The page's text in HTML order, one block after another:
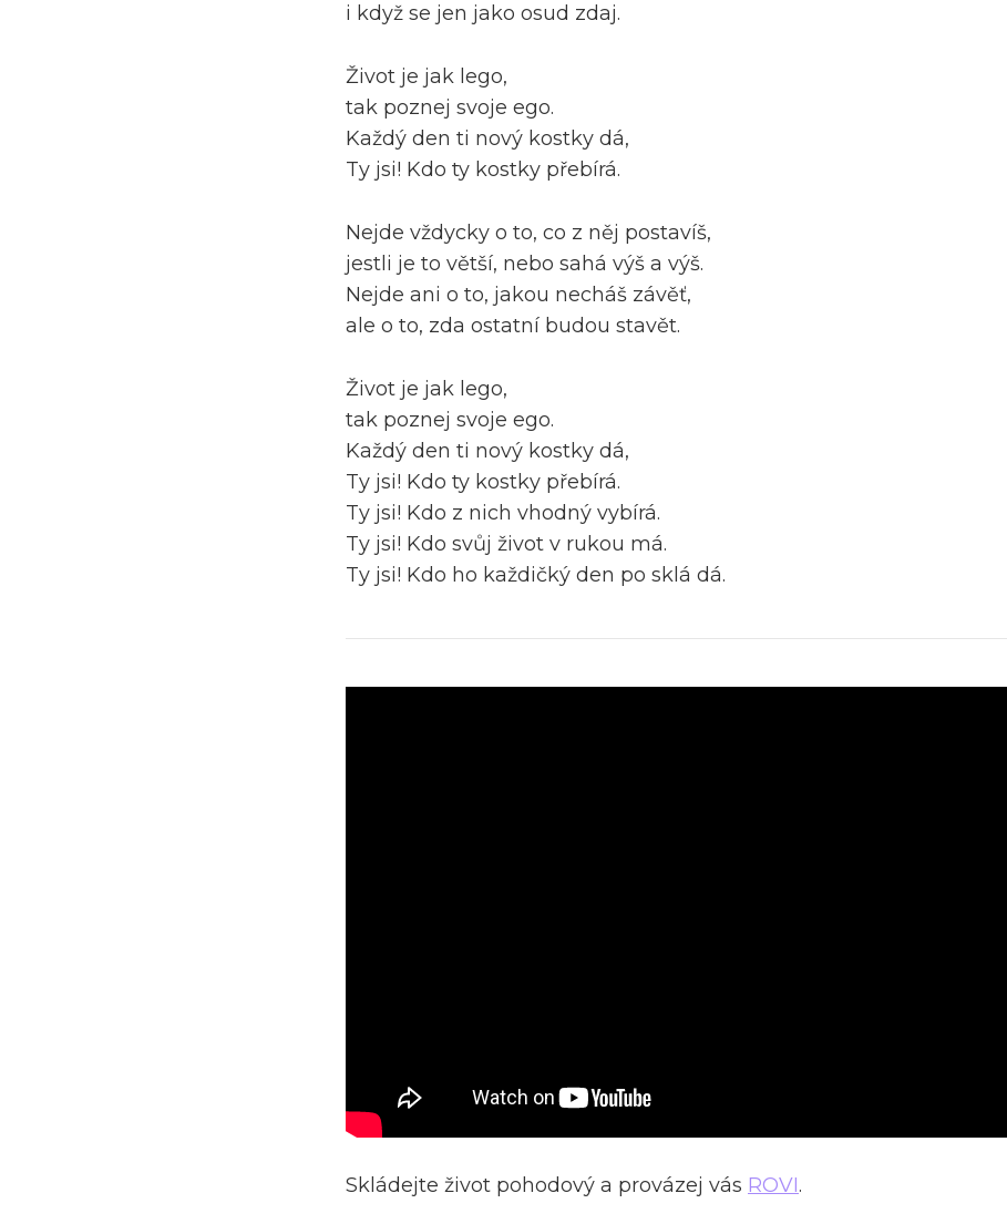
i když se jen jako osud zdaj.
Život je jak lego,
tak poznej svoje ego.
Každý den ti nový kostky dá,
Ty jsi! Kdo ty kostky přebírá.
Nejde vždycky o to, co z něj postavíš,
jestli je to větší, nebo sahá výš a výš.
Nejde ani o to, jakou necháš závěť,
ale o to, zda ostatní budou stavět.
Život je jak lego,
tak poznej svoje ego.
Každý den ti nový kostky dá,
Ty jsi! Kdo ty kostky přebírá.
Ty jsi! Kdo z nich vhodný vybírá.
Ty jsi! Kdo svůj život v rukou má.
Ty jsi! Kdo ho každičký den po sklá dá.
Skládejte život pohodový a provázej vás ROVI.